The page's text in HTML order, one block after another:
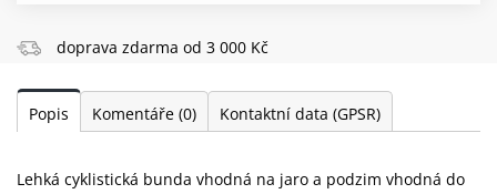
doprava zdarma od 3 000 Kč
Popis Komentáře (0) Kontaktní data (GPSR)
Lehká cyklistická bunda vhodná na jaro a podzim vhodná do